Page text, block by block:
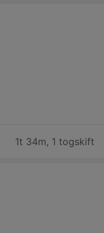
1t 34m, 1 togskift